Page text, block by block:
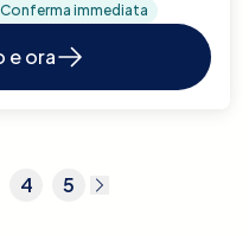
Conferma immediata
e ora
4 5